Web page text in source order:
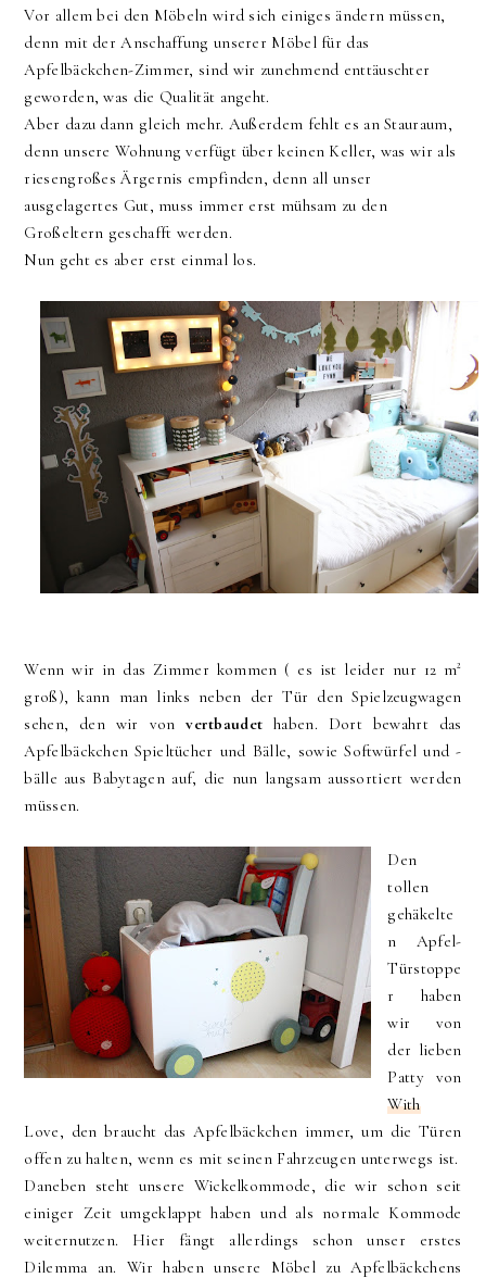
Vor allem bei den Möbeln wird sich einiges ändern müssen,
denn mit der Anschaffung unserer Möbel für das
Apfelbäckchen-Zimmer, sind wir zunehmend enttäuschter
geworden, was die Qualität angeht.
Aber dazu dann gleich mehr. Außerdem fehlt es an Stauraum,
denn unsere Wohnung verfügt über keinen Keller, was wir als
riesengroßes Ärgernis empfinden, denn all unser
ausgelagertes Gut, muss immer erst mühsam zu den
Großeltern geschafft werden.
Nun geht es aber erst einmal los.
Wenn wir in das Zimmer kommen ( es ist leider nur 12 m²
groß), kann man links neben der Tür den Spielzeugwagen
sehen, den wir vonvertbaudet haben. Dort bewahrt das
Apfelbäckchen Spieltücher und Bälle, sowie Softwürfel und -
bälle aus Babytagen auf, die nun langsam aussortiert werden
müssen.
Den
tollen
gehäkelte
n Apfel-
Türstoppe
r haben
wir von
der lieben
Patty von
With
Love, den braucht das Apfelbäckchen immer, um die Türen
offen zu halten, wenn es mit seinen Fahrzeugen unterwegs ist.
Daneben steht unsere Wickelkommode, die wir schon seit
einiger Zeit umgeklappt haben und als normale Kommode
weiternutzen. Hier fängt allerdings schon unser erstes
Dilemma an. Wir haben unsere Möbel zu Apfelbäckchens